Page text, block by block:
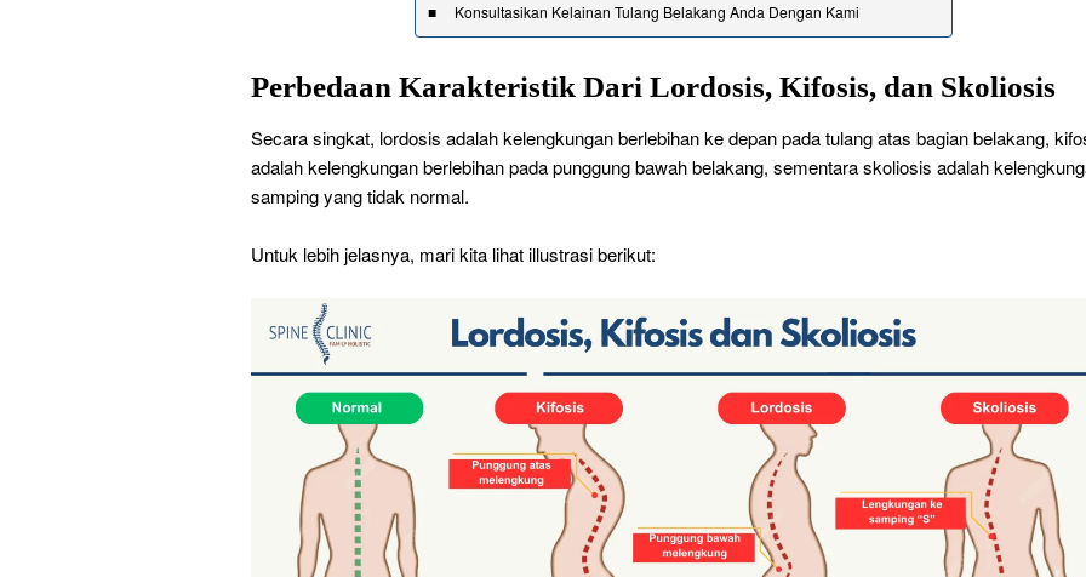
Konsultasikan Kelainan Tulang Belakang Anda Dengan Kami
Perbedaan Karakteristik Dari Lordosis, Kifosis, dan Skoliosis
Secara singkat, lordosis adalah kelengkungan berlebihan ke depan pada tulang atas bagian belakang,
adalah kelengkungan berlebihan pada punggung bawah belakang, sementara skoliosis adalah
samping yang tidak normal.
Untuk lebih jelasnya, mari kita lihat illustrasi berikut: